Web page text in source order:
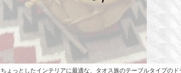
ちょっとしたインテリアに最適な、タオス族のテーブルタイプのド